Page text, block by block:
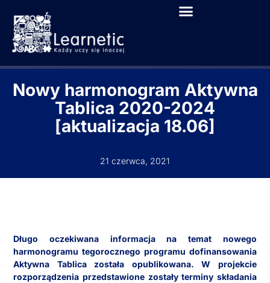
Nowy harmonogram Aktywna
Tablica 2020-2024
[aktualizacja 18.06]
21 czerwca, 2021
Długo oczekiwana informacja na temat nowego
harmonogramu tegorocznego programu dofinansowania
Aktywna Tablica została opublikowana. W projekcie
rozporządzenia przedstawione zostały terminy składania